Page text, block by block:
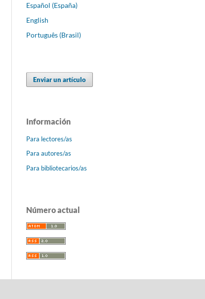
Español (España)
English
Português (Brasil)
Enviar un artículo
Información
Para lectores/as
Para autores/as
Para bibliotecarios/as
Número actual